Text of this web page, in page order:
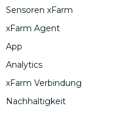
Sensoren xFarm
xFarm Agent
App
Analytics
xFarm Verbindung
Nachhaltigkeit